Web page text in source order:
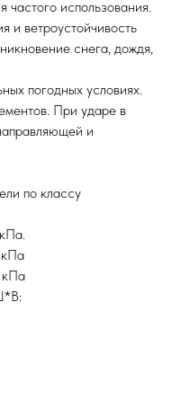
частого использования.
и ветроустойчивость
снега, дождя,
погодных условиях.
При ударе в
и
по классу
кПа
кПа